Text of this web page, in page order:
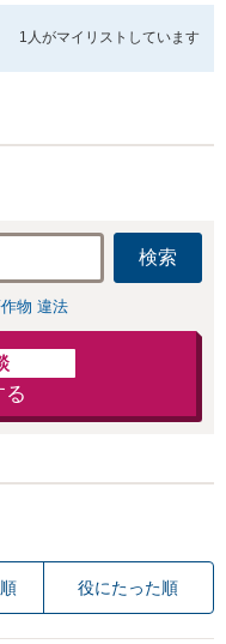
1人がマイリストしています
検索
物 違法
る
役にたった順